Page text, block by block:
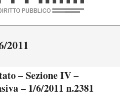
2011
– Sezione IV –
– 1/6/2011 n.2381